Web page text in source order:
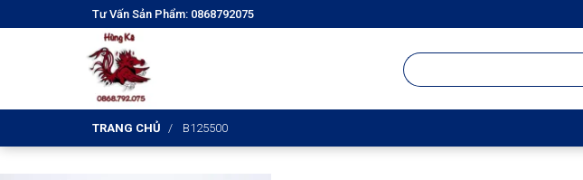
Tư Vấn Sản Phẩm: 0868792075
TÌM
KIẾM
CHO:
TRANG CHỦ B125500